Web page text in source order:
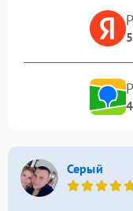
5
Серый